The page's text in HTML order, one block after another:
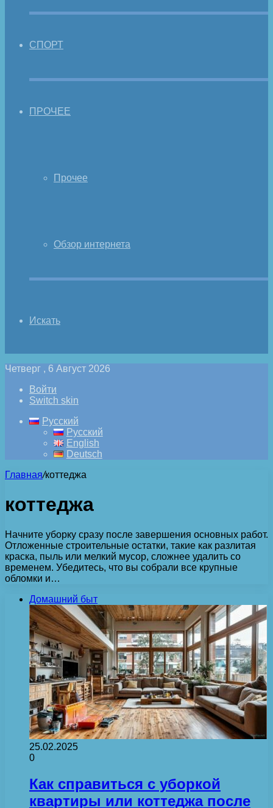
СПОРТ
ПРОЧЕЕ
Прочее
Обзор интернета
Искать
Четверг , 6 Август 2026
Войти
Switch skin
Русский
Русский
English
Deutsch
Главная/коттеджа
коттеджа
Начните уборку сразу после завершения основных работ.
Отложенные строительные остатки, такие как разлитая
краска, пыль или мелкий мусор, сложнее удалить со
временем. Убедитесь, что вы собрали все крупные
обломки и…
Домашний быт
25.02.2025
0
Как справиться с уборкой
квартиры или коттеджа после